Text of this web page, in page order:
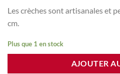
Les crèches sont artisanales et
cm.
Plus que 1 en stock
AJOUTER